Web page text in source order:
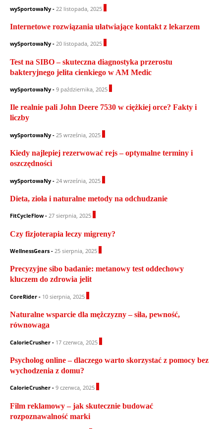
wySportowaNy - 22 listopada, 2025
Internetowe rozwiązania ułatwiające kontakt z lekarzem
wySportowaNy - 20 listopada, 2025
Test na SIBO – skuteczna diagnostyka przerostu
bakteryjnego jelita cienkiego w AM Medic
wySportowaNy - 9 października, 2025
Ile realnie pali John Deere 7530 w ciężkiej orce? Fakty i
liczby
wySportowaNy - 25 września, 2025
Kiedy najlepiej rezerwować rejs – optymalne terminy i
oszczędności
wySportowaNy - 24 września, 2025
Dieta, zioła i naturalne metody na odchudzanie
FitCycleFlow - 27 sierpnia, 2025
Czy fizjoterapia leczy migreny?
WellnessGears - 25 sierpnia, 2025
Precyzyjne sibo badanie: metanowy test oddechowy
kluczem do zdrowia jelit
CoreRider - 10 sierpnia, 2025
Naturalne wsparcie dla mężczyzny – siła, pewność,
równowaga
CalorieCrusher - 17 czerwca, 2025
Psycholog online – dlaczego warto skorzystać z pomocy bez
wychodzenia z domu?
CalorieCrusher - 9 czerwca, 2025
Film reklamowy – jak skutecznie budować
rozpoznawalność marki